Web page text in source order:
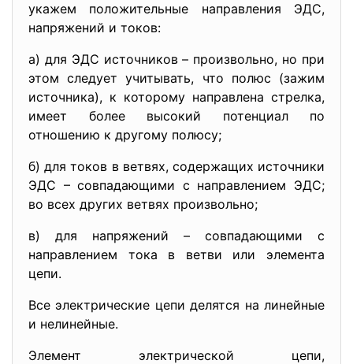
укажем положительные направления ЭДС,
напряжений и токов:
а) для ЭДС источников – произвольно, но при
этом следует учитывать, что полюс (зажим
источника), к которому направлена стрелка,
имеет более высокий потенциал по
отношению к другому полюсу;
б) для токов в ветвях, содержащих источники
ЭДС – совпадающими с направлением ЭДС;
во всех других ветвях произвольно;
в) для напряжений – совпадающими с
направлением тока в ветви или элемента
цепи.
Все электрические цепи делятся на линейные
и нелинейные.
Элемент электрической цепи,